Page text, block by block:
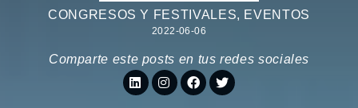
CONGRESOS Y FESTIVALES, EVENTOS
2022-06-06
Comparte este posts en tus redes sociales